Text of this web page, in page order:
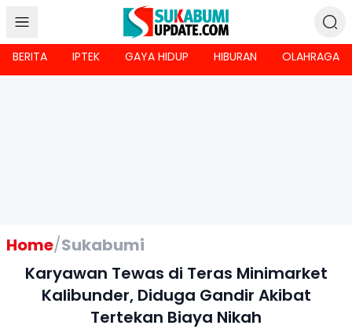
BERITA IPTEK GAYA HIDUP HIBURAN OLAHRAGA
Home/Sukabumi
Karyawan Tewas di Teras Minimarket
Kalibunder, Diduga Gandir Akibat
Tertekan Biaya Nikah